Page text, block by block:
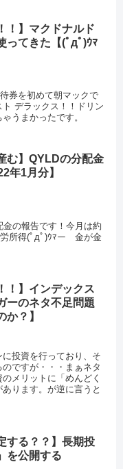
！】マクドナルド
ってきた【(ﾟдﾟ)ｳﾏ
券を初めて朝マックで
デラックス！！ドリン
うまかったです。
む】QYLDの分配金
年1月分】
の報告です！今月は約
労所得(ﾟдﾟ)ｳﾏー 金が金
！】インデックス
ーのネタ不足問題
か？】
投資を行っており、そ
ですが・・・まぁネタ
メリットに「めんどく
ります。が逆に言うと
する？？】長期投
を公開する